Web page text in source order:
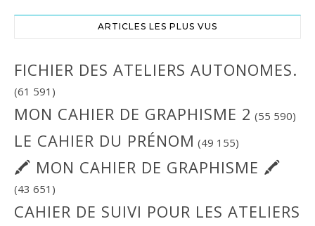
ARTICLES LES PLUS VUS
FICHIER DES ATELIERS AUTONOMES.
(61 591)
MON CAHIER DE GRAPHISME 2 (55 590)
LE CAHIER DU PRÉNOM (49 155)
🖍 MON CAHIER DE GRAPHISME 🖍
(43 651)
CAHIER DE SUIVI POUR LES ATELIERS